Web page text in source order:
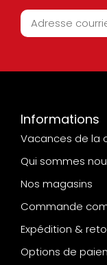
Informations
Vacances de la
Qui sommes
Nos magasins
Commande
Expédition &
Options de